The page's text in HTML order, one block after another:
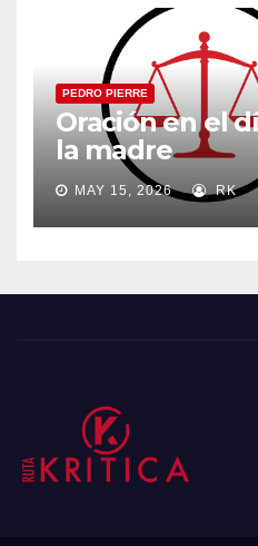
PEDRO PIERRE
Oración en el
la madre
MAY 15, 2026 RK